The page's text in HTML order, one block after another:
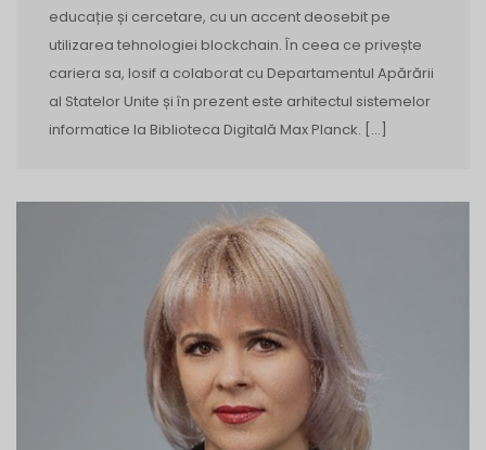
educație și cercetare, cu un accent deosebit pe
utilizarea tehnologiei blockchain. În ceea ce privește
cariera sa, Iosif a colaborat cu Departamentul Apărării
al Statelor Unite și în prezent este arhitectul sistemelor
informatice la Biblioteca Digitală Max Planck. […]